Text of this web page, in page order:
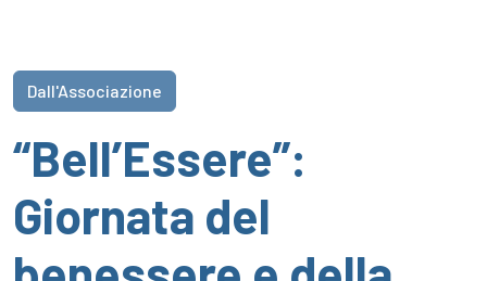
Dall'Associazione
“Bell’Essere”:
Giornata del